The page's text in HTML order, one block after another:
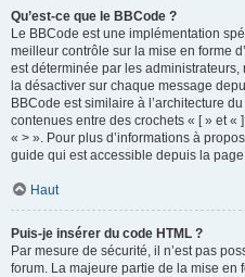
Qu’est-ce que le BBCode ?
Le BBCode est une implémentation
meilleur contrôle sur la mise en forme
est déterminée par les
la désactiver sur chaque message
BBCode est similaire à l’architecture
contenues entre des crochets « [ » et «
« > ». Pour plus d’informations à
guide qui est accessible depuis la
Haut
Puis-je insérer du code HTML ?
Par mesure de sécurité, il n’est pas
forum. La majeure partie de la mise en